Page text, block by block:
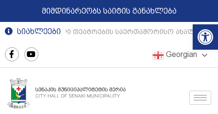
მიმდინარეობს საიტის განახლება
სიახლეები
რეგიონული თეატრების საერთაშორისო
Georgian